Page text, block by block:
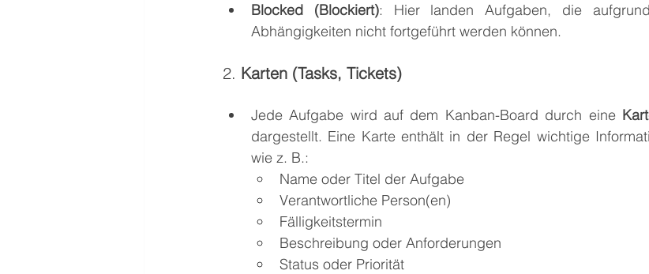
Blocked (Blockiert): Hier landen Aufgaben, die
Abhängigkeiten nicht fortgeführt werden können.
2. Karten (Tasks, Tickets)
Jede Aufgabe wird auf dem Kanban-Board durch eine
dargestellt. Eine Karte enthält in der Regel wichtige
wie z. B.:
Name oder Titel der Aufgabe
Verantwortliche Person(en)
Fälligkeitstermin
Beschreibung oder Anforderungen
Status oder Priorität